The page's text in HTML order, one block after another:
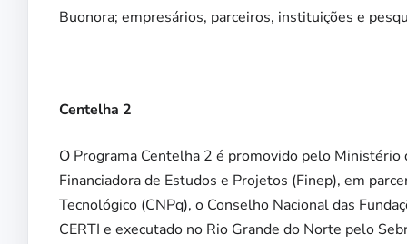
Buonora; empresários, parceiros, instituições e
Centelha 2
O Programa Centelha 2 é promovido pelo Ministério
Financiadora de Estudos e Projetos (Finep), em
Tecnológico (CNPq), o Conselho Nacional das
CERTI e executado no Rio Grande do Norte pelo